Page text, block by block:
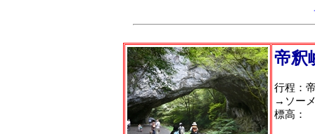
帝釈
行程：
→ソー
標高：